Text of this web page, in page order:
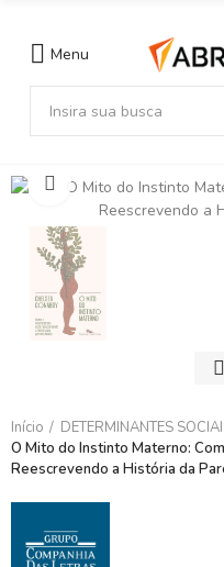
Menu
Clique para ampliar
Início DETERMINANTES
O Mito do Instinto Materno:
Reescrevendo a História da